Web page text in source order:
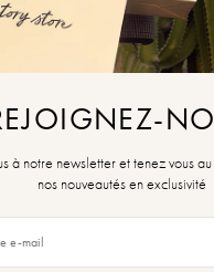
en textiel
materiaal
cm
rond
in Italië
de maat hieronder.
We raden je aan om je schoenen
à notre newsletter et tenez vous
nos nouveautés en exclusivité